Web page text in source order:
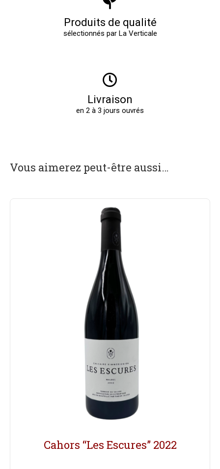
Produits de qualité
sélectionnés par La Verticale
Livraison
en 2 à 3 jours ouvrés
Vous aimerez peut-être aussi…
Cahors “Les Escures” 2022